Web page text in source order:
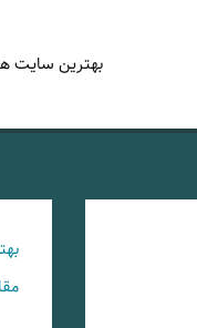
بهترین سایت